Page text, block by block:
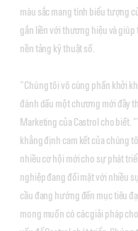
màu sắc mang tính biểu tượng
gắn liền với thương hiệu và
nền tảng kỹ thuật số.
"Chúng tôi vô cùng phấn khởi
đánh dấu một chương mới đầy
Marketing của Castrol cho biết.
khẳng định cam kết của chúng
nhiều cơ hội mới cho sự phát
nghiệp đang đối mặt với nhiều
cầu đang hướng đến mục tiêu
mong muốn có các giải pháp